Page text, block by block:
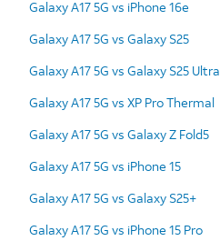
Galaxy A17 5G vs iPhone 16e
Galaxy A17 5G vs Galaxy S25
Galaxy A17 5G vs Galaxy S25 Ultra
Galaxy A17 5G vs XP Pro Thermal
Galaxy A17 5G vs Galaxy Z Fold5
Galaxy A17 5G vs iPhone 15
Galaxy A17 5G vs Galaxy S25+
Galaxy A17 5G vs iPhone 15 Pro